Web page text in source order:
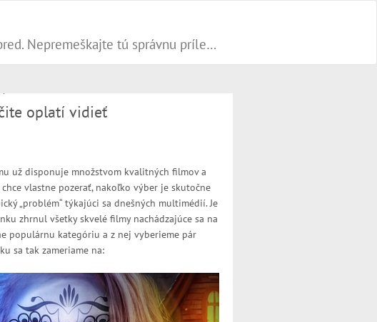
Progresívne PR články dokážu váš biznis popohnať vesmírnou rýchlosťou vpred. Nepremeškajte tú správnu príležitosť a publikujte na našom webe.
oplatí vidieť
už disponuje množstvom kvalitných filmov a
vlastne pozerať, nakoľko výber je skutočne
„problém“ týkajúci sa dnešných multimédií. Je
zhrnul všetky skvelé filmy nachádzajúce sa na
populárnu kategóriu a z nej vyberieme pár
sa tak zameriame na: